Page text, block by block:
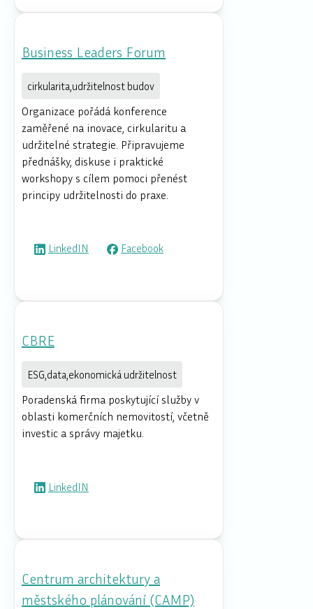
Business Leaders Forum
cirkularita,udržitelnost budov
Organizace pořádá konference
zaměřené na inovace, cirkularitu a
udržitelné strategie. Připravujeme
přednášky, diskuse i praktické
workshopy s cílem pomoci přenést
principy udržitelnosti do praxe.
LinkedIN Facebook
CBRE
ESG,data,ekonomická udržitelnost
Poradenská firma poskytující služby v
oblasti komerčních nemovitostí, včetně
investic a správy majetku.
LinkedIN
Centrum architektury a
městského plánování (CAMP)